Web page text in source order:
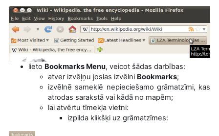
lieto Bookmarks Menu, veicot šādas darbības:
atver izvēļņu joslas izvēlni Bookmarks;
izvēlnē sameklē nepieciešamo grāmatzīmi, kas
atrodas sarakstā vai kādā no mapēm;
lai atvērtu tīmekļa vietni:
izpilda klikšķi uz grāmatzīmes: